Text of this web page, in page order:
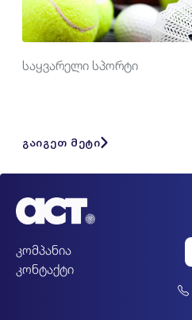
საყვარელი სპორტი
გაიგეთ მეტი
კომპანია
კონტაქტი